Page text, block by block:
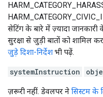
सेटिंग के बारे में ज़्यादा जानकारी
सुरक्षा से जुड़ी बातों को शामिल
जुड़े दिशा-निर्देश भी पढ़ें.
systemInstruction
ज़रूरी नहीं. डेवलपर ने सिस्टम के